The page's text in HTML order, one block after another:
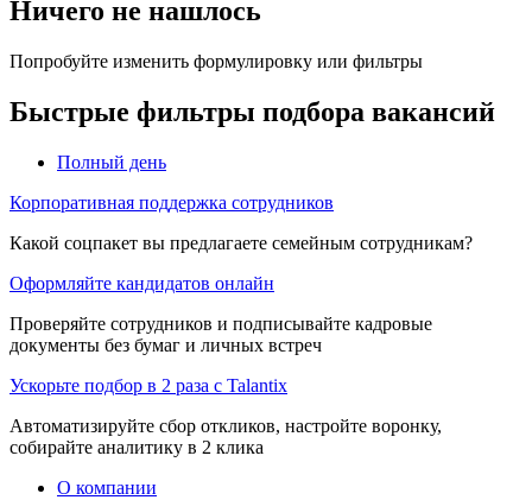
Ничего не нашлось
Попробуйте изменить формулировку или фильтры
Быстрые фильтры подбора вакансий
Полный день
Корпоративная поддержка сотрудников
Какой соцпакет вы предлагаете семейным сотрудникам?
Оформляйте кандидатов онлайн
Проверяйте сотрудников и подписывайте кадровые
документы без бумаг и личных встреч
Ускорьте подбор в 2 раза с Talantix
Автоматизируйте сбор откликов, настройте воронку,
собирайте аналитику в 2 клика
О компании